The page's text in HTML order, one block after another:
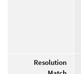
Resolution